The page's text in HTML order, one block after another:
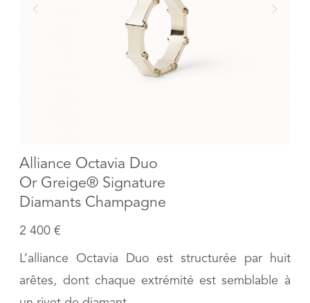
Alliance Octavia Duo
Or Greige® Signature
Diamants Champagne
2 400 €
L’alliance Octavia Duo est structurée par huit
arêtes, dont chaque extrémité est semblable à